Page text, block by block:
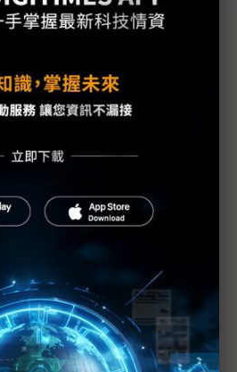
I/O 2025亮點一次看
紛提「世界模型」 蘋果如何
承智慧眼鏡失敗原因 豪言
重返智慧眼鏡市場 強調
尋模式、AI代理人、Veo 3影
局